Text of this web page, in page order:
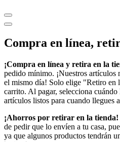
Compra en línea,
¡Compra en línea y retira en la
pedido mínimo. ¡Nuestros artículos
el mismo día! Solo elige "Retiro en
carrito. Al pagar, selecciona
artículos listos para cuando llegues a
¡Ahorros por retirar en la tienda!
de pedir que lo envíen a tu casa,
ya que algunos productos tendrán